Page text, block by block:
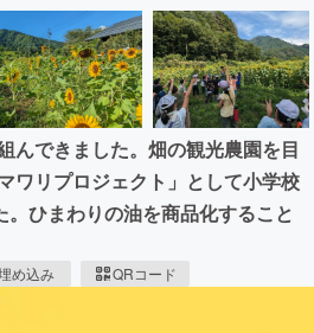
んできました。畑の観光農園を目
ワリプロジェクト」として小学校
ひまわりの油を商品化すること
め込み QRコード